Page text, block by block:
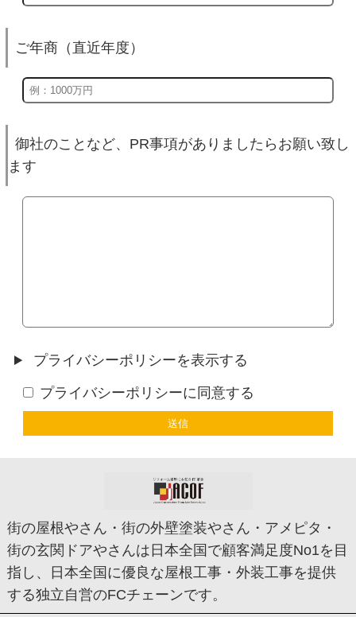
ご年商（直近年度）
御社のことなど、PR事項がありましたらお願い致し
ます
プライバシーポリシーを表示する
プライバシーポリシーに同意する
街の屋根やさん・街の外壁塗装やさん・アメピタ・
街の玄関ドアやさんは日本全国で顧客満足度No1を目
指し、日本全国に優良な屋根工事・外装工事を提供
する独立自営のFCチェーンです。